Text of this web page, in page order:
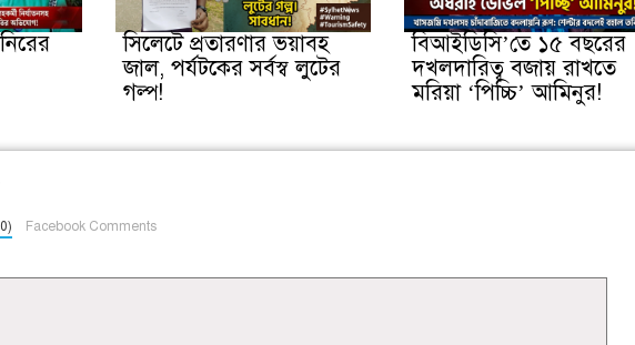
সিলেটে প্রতারণার ভয়াবহ
জাল, পর্যটকের সর্বস্ব লুটের
গল্প!
বিআইডিসি’তে ১৫ বছরের
দখলদারিত্ব বজায় রাখতে
মরিয়া ‘পিচ্চি’ আমিনুর!
Facebook Comments